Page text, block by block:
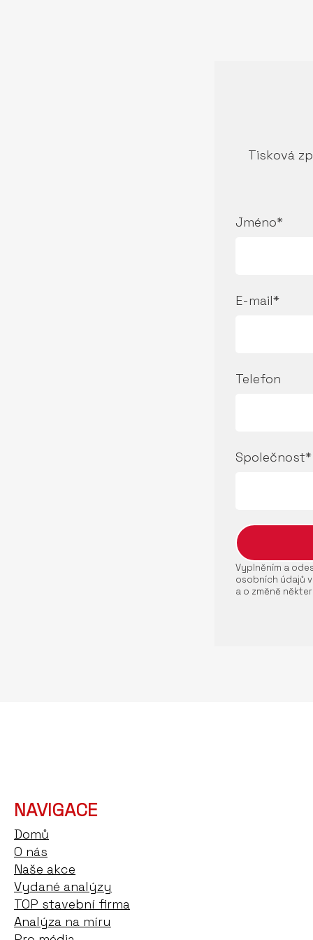
Tisková
Jméno*
E-mail*
Telefon
Společnost*
Vyplněním a
osobních údajů
a o změně
NAVIGACE
Domů
O nás
Naše akce
Vydané analýzy
TOP stavební firma
Analýza na míru